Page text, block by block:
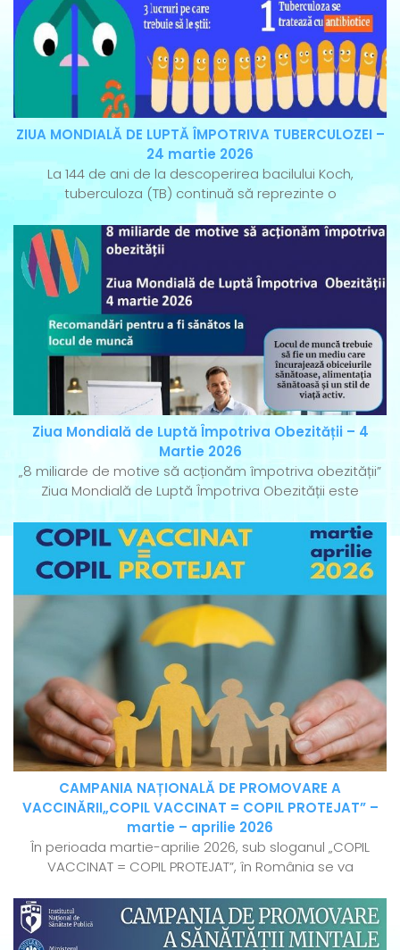
ZIUA MONDIALĂ DE LUPTĂ ÎMPOTRIVA TUBERCULOZEI –
24 martie 2026
La 144 de ani de la descoperirea bacilului Koch,
tuberculoza (TB) continuă să reprezinte o
Ziua Mondială de Luptă Împotriva Obezității – 4
Martie 2026
„8 miliarde de motive să acționăm împotriva obezității”
Ziua Mondială de Luptă Împotriva Obezității este
CAMPANIA NAȚIONALĂ DE PROMOVARE A
VACCINĂRII„COPIL VACCINAT = COPIL PROTEJAT” –
martie – aprilie 2026
În perioada martie-aprilie 2026, sub sloganul „COPIL
VACCINAT = COPIL PROTEJAT”, în România se va